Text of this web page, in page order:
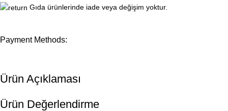
Gıda ürünlerinde iade veya değişim yoktur.
Payment Methods:
Ürün Açıklaması
Ürün Değerlendirme